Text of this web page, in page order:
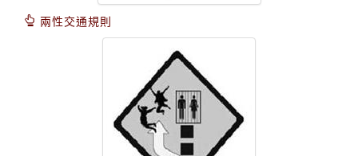
兩性交通規則